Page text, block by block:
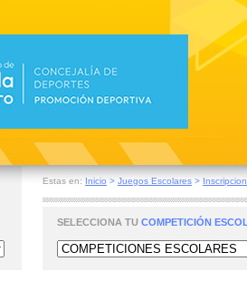
Estas en: Inicio > Juegos Escolares >
SELECCIONA TU COMPETICIÓN